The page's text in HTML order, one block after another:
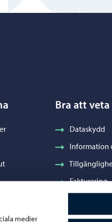
medier
Bra att veta
Dataskydd
Information
Fakturering
Stadens